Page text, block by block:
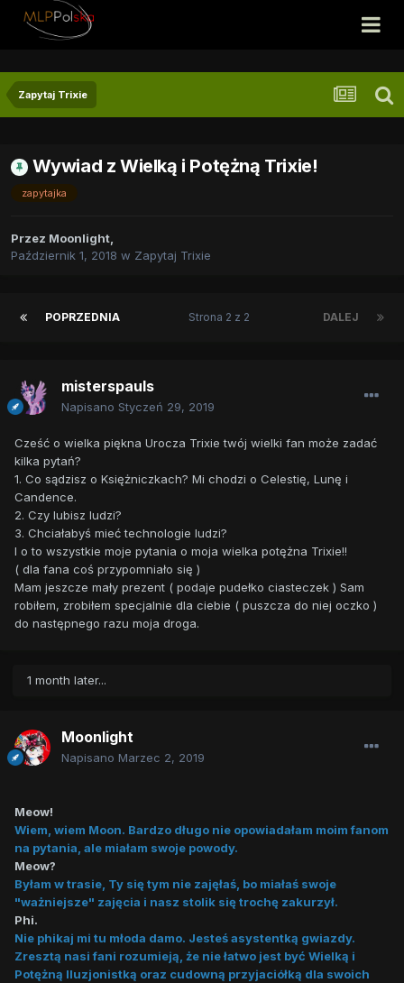
Zapytaj Trixie
Wywiad z Wielką i Potężną Trixie!
zapytajka
Przez Moonlight,
Październik 1, 2018 w Zapytaj Trixie
POPRZEDNIA DALEJ
Strona 2 z 2
misterspauls
Napisano Styczeń 29, 2019
Cześć o wielka piękna Urocza Trixie twój wielki fan może zadać
kilka pytań?
1. Co sądzisz o Księżniczkach? Mi chodzi o Celestię, Lunę i
Candence.
2. Czy lubisz ludzi?
3. Chciałabyś mieć technologie ludzi?
I o to wszystkie moje pytania o moja wielka potężna Trixie!!
( dla fana coś przypomniało się )
Mam jeszcze mały prezent ( podaje pudełko ciasteczek ) Sam
robiłem, zrobiłem specjalnie dla ciebie ( puszcza do niej oczko )
do następnego razu moja droga.
1 month later...
Moonlight
Napisano Marzec 2, 2019
Meow!
Wiem, wiem Moon. Bardzo długo nie opowiadałam moim fanom
na pytania, ale miałam swoje powody.
Meow?
Byłam w trasie, Ty się tym nie zajęłaś, bo miałaś swoje
"ważniejsze" zajęcia i nasz stolik się trochę zakurzył.
Phi.
Nie phikaj mi tu młoda damo. Jesteś asystentką gwiazdy.
Zresztą nasi fani rozumieją, że nie łatwo jest być Wielką i
Potężną Iluzjonistką oraz cudowną przyjaciółką dla swoich